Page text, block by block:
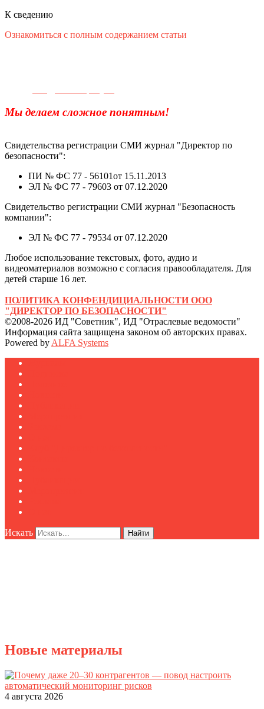
К сведению
Ознакомиться с полным содержанием статьи
Мы делаем сложное понятным!
Свидетельства регистрации СМИ журнал "Директор по
безопасности":
ПИ № ФС 77 - 56101от 15.11.2013
ЭЛ № ФС 77 - 79603 от 07.12.2020
Свидетельство регистрации СМИ журнал "Безопасность
компании":
ЭЛ № ФС 77 - 79534 от 07.12.2020
Любое использование текстовых, фото, аудио и
видеоматериалов возможно с согласия правообладателя. Для
детей старше 16 лет.
ПОЛИТИКА КОНФЕНДИЦИАЛЬНОСТИ ООО
"ДИРЕКТОР ПО БЕЗОПАСНОСТИ"
©2008-2026 ИД "Советник", ИД "Отраслевые ведомости"
Информация сайта защищена законом об авторских правах.
Powered by ALFA Systems
Искать Найти
Новые материалы
4 августа 2026